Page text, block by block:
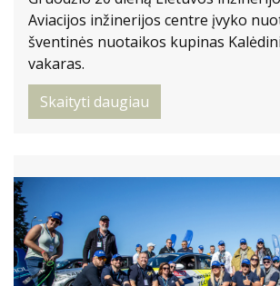
Aviacijos inžinerijos centre įvyko
šventinės nuotaikos kupinas
vakaras.
Skaityti daugiau